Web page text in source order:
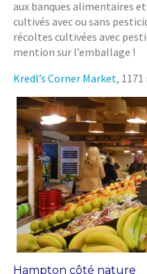
aux banques alimentaires
cultivés avec ou sans
récoltes cultivées avec
mention sur l’emballage !
Kredl’s Corner Market,
Hampton côté nature